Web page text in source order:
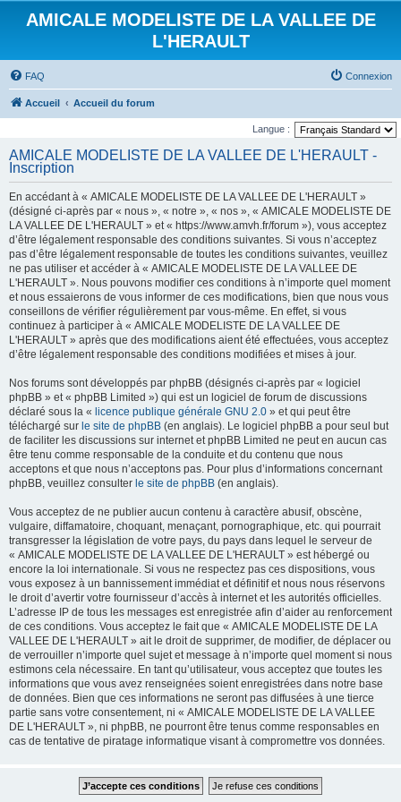
AMICALE MODELISTE DE LA VALLEE DE
L'HERAULT
FAQ Connexion
Accueil Accueil du forum
Langue :
AMICALE MODELISTE DE LA VALLEE DE L'HERAULT -
Inscription
En accédant à « AMICALE MODELISTE DE LA VALLEE DE L'HERAULT »
(désigné ci-après par « nous », « notre », « nos », « AMICALE MODELISTE DE
LA VALLEE DE L'HERAULT » et « https://www.amvh.fr/forum »), vous acceptez
d’être légalement responsable des conditions suivantes. Si vous n’acceptez
pas d’être légalement responsable de toutes les conditions suivantes, veuillez
ne pas utiliser et accéder à « AMICALE MODELISTE DE LA VALLEE DE
L'HERAULT ». Nous pouvons modifier ces conditions à n’importe quel moment
et nous essaierons de vous informer de ces modifications, bien que nous vous
conseillons de vérifier régulièrement par vous-même. En effet, si vous
continuez à participer à « AMICALE MODELISTE DE LA VALLEE DE
L'HERAULT » après que des modifications aient été effectuées, vous acceptez
d’être légalement responsable des conditions modifiées et mises à jour.
Nos forums sont développés par phpBB (désignés ci-après par « logiciel
phpBB » et « phpBB Limited ») qui est un logiciel de forum de discussions
déclaré sous la « licence publique générale GNU 2.0 » et qui peut être
téléchargé sur le site de phpBB (en anglais). Le logiciel phpBB a pour seul but
de faciliter les discussions sur internet et phpBB Limited ne peut en aucun cas
être tenu comme responsable de la conduite et du contenu que nous
acceptons et que nous n’acceptons pas. Pour plus d’informations concernant
phpBB, veuillez consulter le site de phpBB (en anglais).
Vous acceptez de ne publier aucun contenu à caractère abusif, obscène,
vulgaire, diffamatoire, choquant, menaçant, pornographique, etc. qui pourrait
transgresser la législation de votre pays, du pays dans lequel le serveur de
« AMICALE MODELISTE DE LA VALLEE DE L'HERAULT » est hébergé ou
encore la loi internationale. Si vous ne respectez pas ces dispositions, vous
vous exposez à un bannissement immédiat et définitif et nous nous réservons
le droit d’avertir votre fournisseur d’accès à internet et les autorités officielles.
L’adresse IP de tous les messages est enregistrée afin d’aider au renforcement
de ces conditions. Vous acceptez le fait que « AMICALE MODELISTE DE LA
VALLEE DE L'HERAULT » ait le droit de supprimer, de modifier, de déplacer ou
de verrouiller n’importe quel sujet et message à n’importe quel moment si nous
estimons cela nécessaire. En tant qu’utilisateur, vous acceptez que toutes les
informations que vous avez renseignées soient enregistrées dans notre base
de données. Bien que ces informations ne seront pas diffusées à une tierce
partie sans votre consentement, ni « AMICALE MODELISTE DE LA VALLEE
DE L'HERAULT », ni phpBB, ne pourront être tenus comme responsables en
cas de tentative de piratage informatique visant à compromettre vos données.